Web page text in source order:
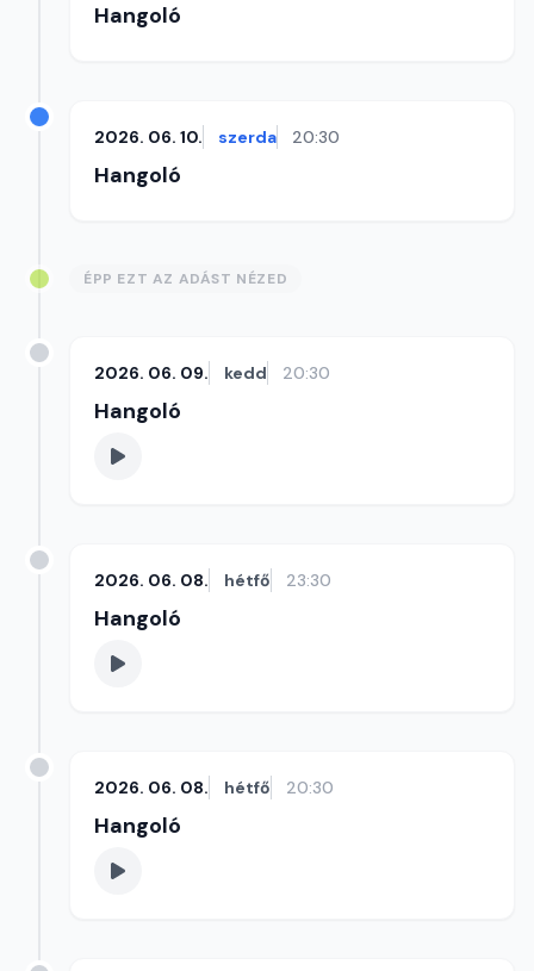
Hangoló
2026. 06. 10. szerda 20:30
Hangoló
ÉPP EZT AZ ADÁST NÉZED
2026. 06. 09. kedd 20:30
Hangoló
2026. 06. 08. hétfő 23:30
Hangoló
2026. 06. 08. hétfő 20:30
Hangoló